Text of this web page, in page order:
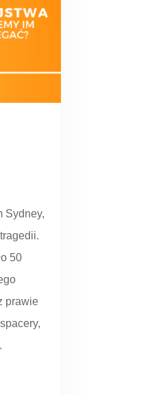
Sydney,
50
prawie